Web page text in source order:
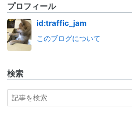
プロフィール
id:traffic_jam
このブログについて
検索